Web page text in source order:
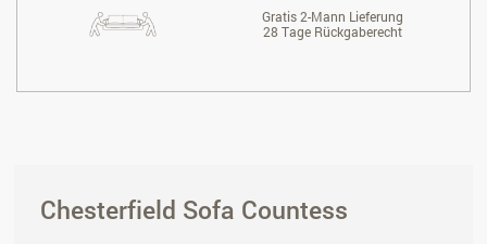
Gratis 2-Mann Lieferung
28 Tage Rückgaberecht
Chesterfield Sofa Countess